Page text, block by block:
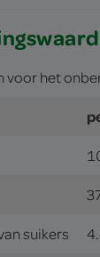
voor het
suikers